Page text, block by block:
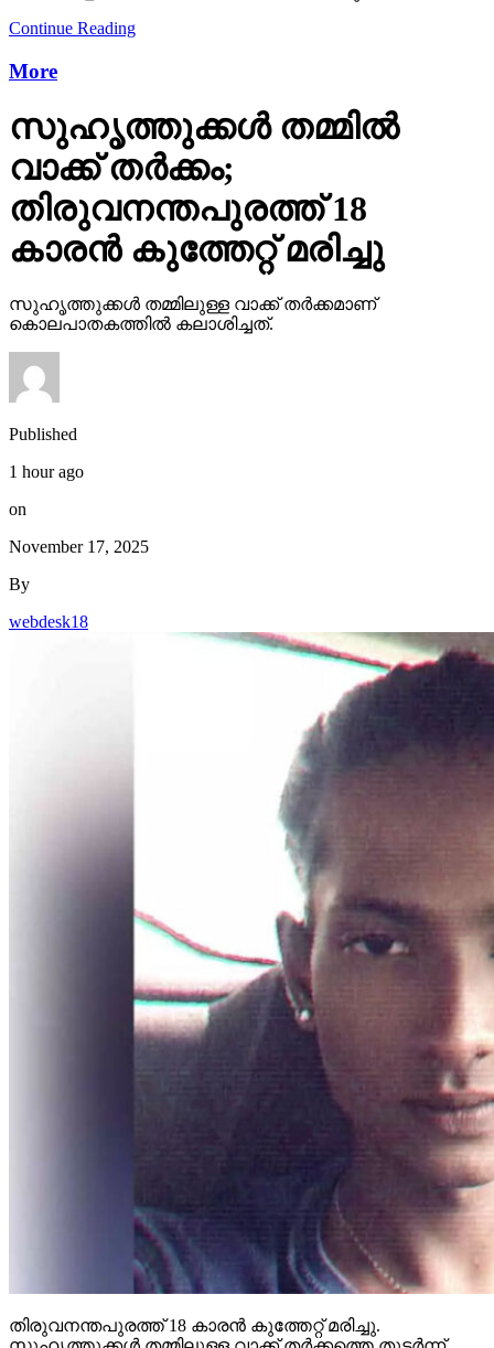
More
സുഹൃത്തുക്കള്‍ തമ്മില്‍
വാക്ക് തര്‍ക്കം;
തിരുവനന്തപുരത്ത് 18
കാരന്‍ കുത്തേറ്റ് മരിച്ചു
സുഹൃത്തുക്കള്‍ തമ്മിലുള്ള വാക്ക് തര്‍ക്കമാണ്
Published
1 hour ago
on
November 17, 2025
By
webdesk18
തിരുവനന്തപുരത്ത് 18 കാരന്‍ കുത്തേറ്റ് മരിച്ചു.
ചെങ്കല്‍ചൂള രാജാജി നഗര്‍ സ്വദേശി അലന്‍ ആണ്